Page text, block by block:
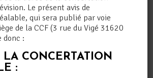
un * sont obligatoires
mail
Le présent avis de
qui sera publié par voie
de la CCF (3 rue du Vigé 31620
donc :
LA CONCERTATION
: